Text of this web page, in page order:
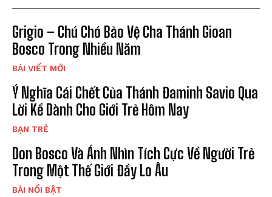
Grigio – Chú Chó Bảo Vệ Cha Thánh Gioan
Bosco Trong Nhiều Năm
BÀI VIẾT MỚI
Ý Nghĩa Cái Chết Của Thánh Đaminh Savio Qua
Lời Kể Dành Cho Giới Trẻ Hôm Nay
BẠN TRẺ
Don Bosco Và Ánh Nhìn Tích Cực Về Người Trẻ
Trong Một Thế Giới Đầy Lo Âu
BÀI NỔI BẬT